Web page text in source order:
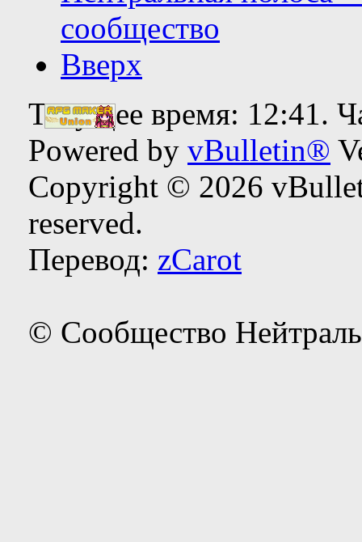
сообщество
Вверх
Текущее время: 12:41.
Powered by vBulletin®
Copyright © 2026
reserved.
Перевод: zCarot
© Сообщество